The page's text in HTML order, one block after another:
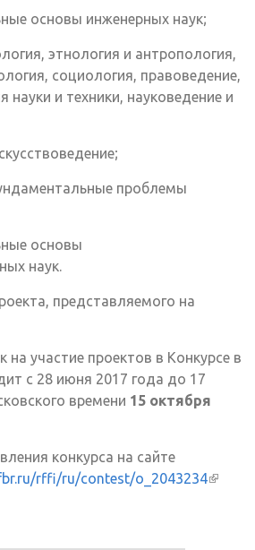
основы инженерных наук;
этнология и антропология,
социология, правоведение,
науки и техники, науковедение и
проблемы
основы
наук.
представляемого на
участие проектов в Конкурсе в
с 28 июня 2017 года до 17
времени 15 октября
конкурса на сайте
rffi/ru/contest/o_2043234